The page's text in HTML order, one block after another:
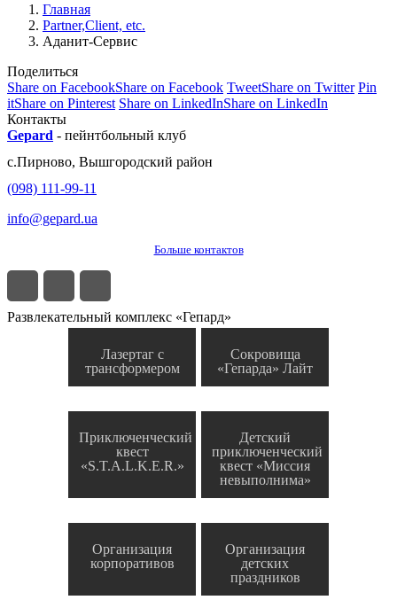
Главная
Partner,Client, etc.
Аданит-Сервис
Поделиться
Share on FacebookShare on Facebook TweetShare on Twitter Pin
itShare on Pinterest Share on LinkedInShare on LinkedIn
Контакты
Gepard - пейнтбольный клуб
с.Пирново, Вышгородский район
(098) 111-99-11
info@gepard.ua
Больше контактов
Развлекательный комплекс «Гепард»
Лазертаг с
трансформером
Сокровища
«Гепарда» Лайт
Приключенческий
квест
«S.T.A.L.K.E.R.»
Детский
приключенческий
квест «Миссия
невыполнима»
Организация
корпоративов
Организация
детских
праздников